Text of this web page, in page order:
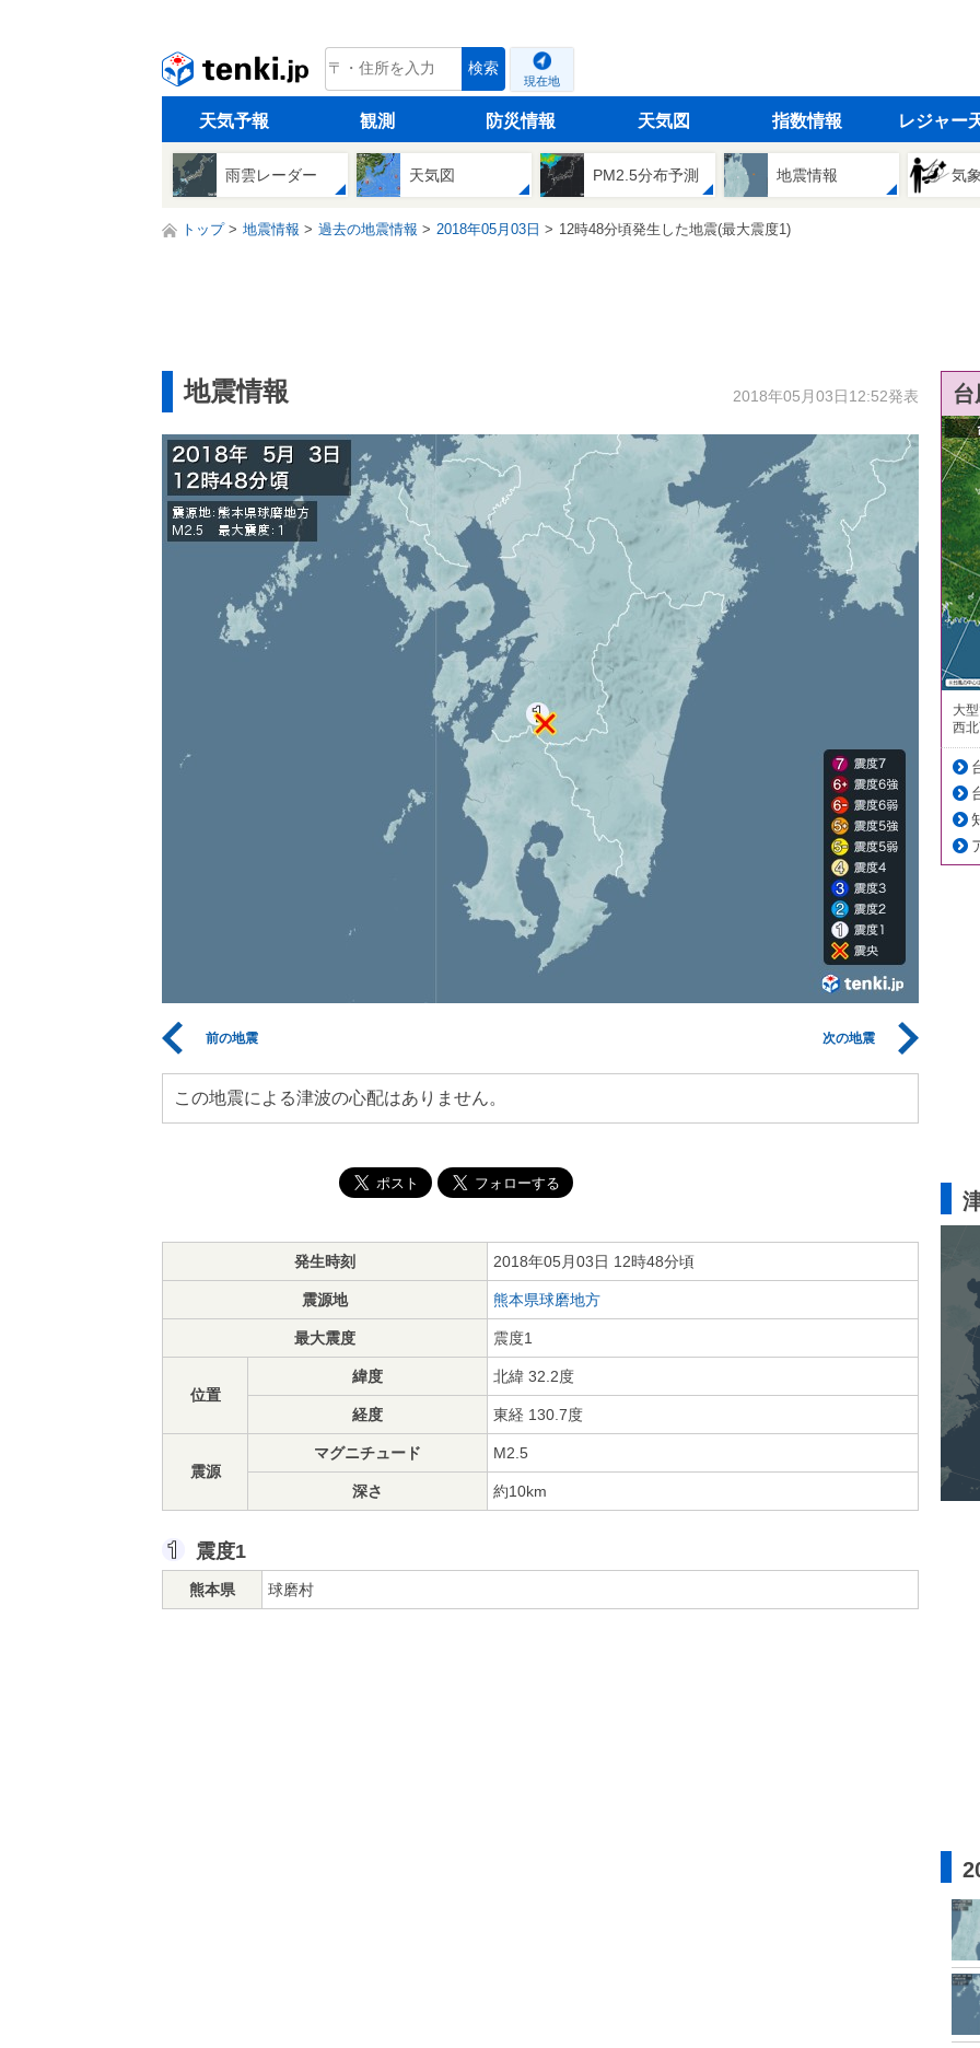
tenki.jp 検索
現在地
天気予報 観測 防災情報 天気図 指数情報 レジャー
雨雲レーダー 天気図 PM2.5分布予測 地震情報 気
トップ 地震情報 過去の地震情報 2018年05月03日 12時48分頃発生した地震(最大震度1)
地震情報 2018年05月03日12:52発表
前の地震 次の地震
この地震による津波の心配はありません。
発生時刻 2018年05月03日 12時48分頃
震源地 熊本県球磨地方
最大震度 震度1
位置
緯度 北緯 32.2度
経度 東経 130.7度
震源
マグニチュード M2.5
深さ 約10km
震度1
熊本県 球磨村
大
西